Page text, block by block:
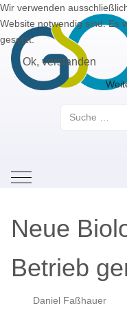
Mobile Menu Toggle
Neue
Betrieb
Daniel Faßhauer
Wir verwenden
Website notwendig sind. Es
gesetzt.
Ok, verstanden